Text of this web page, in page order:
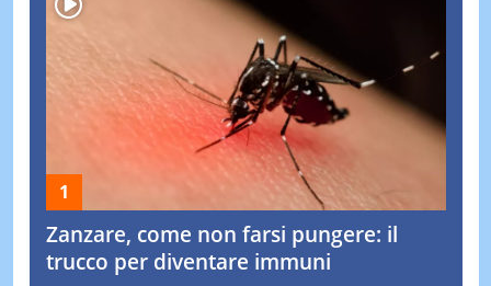
Zanzare, come non farsi pungere: il
trucco per diventare immuni